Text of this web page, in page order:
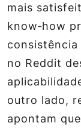
mais
know‑how
no Reddit
outro lado,
apontam